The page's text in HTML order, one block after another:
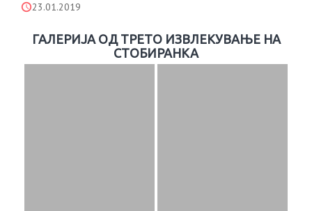
23.01.2019
ГАЛЕРИЈА ОД ТРЕТО ИЗВЛЕКУВАЊЕ НА
СТОБИРАНКА